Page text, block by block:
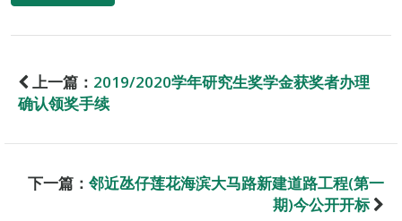
上一篇： 2019/2020学年研究生奖学金获奖者办理
确认领奖手续
下一篇： 邻近氹仔莲花海滨大马路新建道路工程(第一
期)今公开开标